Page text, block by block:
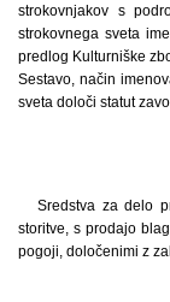
strokovnjakov s
strokovnega sveta
predlog Kulturniške
Sestavo, način
sveta določi statut
Sredstva za delo
storitve, s prodajo
pogoji, določenimi z